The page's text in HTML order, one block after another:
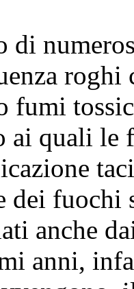
roghi
fumi
ai quali le
fuochi
anche